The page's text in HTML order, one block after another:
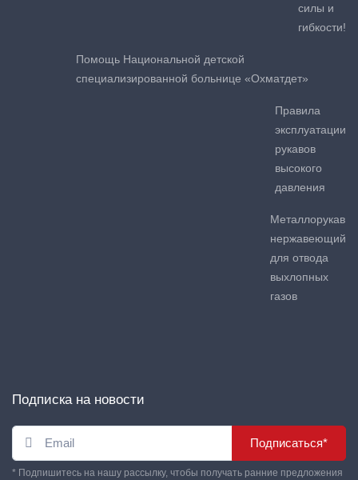
силы и
гибкости!
Помощь Национальной детской
специализированной больнице «Охматдет»
Правила
эксплуатации
рукавов
высокого
давления
Металлорукав
нержавеющий
для отвода
выхлопных
газов
Подписка на новости
Подписаться*
* Подпишитесь на нашу рассылку, чтобы получать ранние предложения